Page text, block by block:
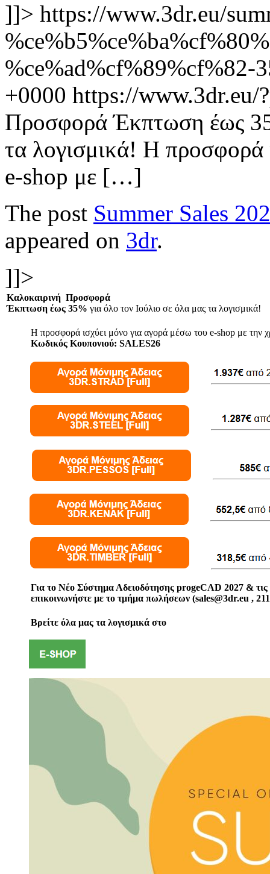
]]> https://www.3dr.eu/
%ce%ad%cf%89%cf%82-
+0000 https://www.3dr.eu/
Προσφορά Έκπτωση έως
τα λογισμικά! Η προσφορά
e-shop με […]
The post Summer Sales
appeared on 3dr.
]]>
Καλοκαιρινή Προσφορά
Έκπτωση έως 35% για όλο τον Iούλιο σε όλα μας τα λογισμικά!
Η προσφορά ισχύει μόνο για αγορά μέσω του e-shop με την
Κωδικός Κουπονιού: SALES26
Για το Νέο Σύστημα Αδειοδότησης progeCAD 2027 & τις
επικοινωνήστε με το τμήμα πωλήσεων (sales@3dr.eu ,
Βρείτε όλα μας τα λογισμικά στο